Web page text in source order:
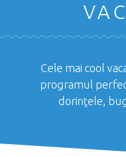
Cele mai cool
programul
dorinţele,